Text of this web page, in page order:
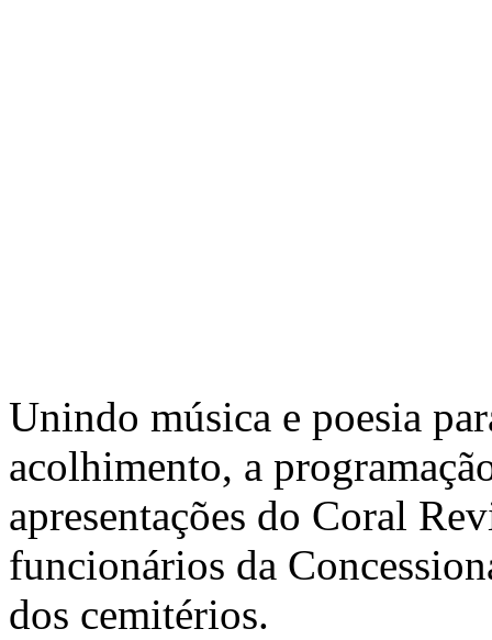
Unindo música e poesia
acolhimento, a
apresentações do Coral
funcionários da
dos cemitérios.